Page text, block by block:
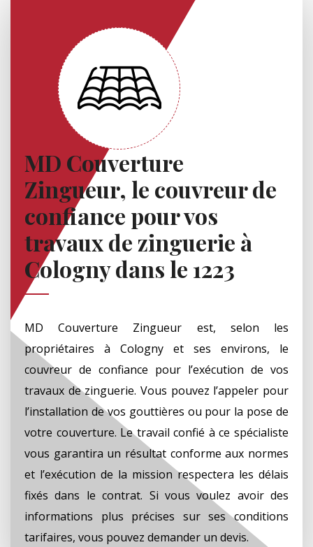
MD Couverture
Zingueur, le couvreur de
confiance pour vos
travaux de zinguerie à
Cologny dans le 1223
MD Couverture Zingueur est, selon les
propriétaires à Cologny et ses environs, le
couvreur de confiance pour l’exécution de vos
travaux de zinguerie. Vous pouvez l’appeler pour
l’installation de vos gouttières ou pour la pose de
votre couverture. Le travail confié à ce spécialiste
vous garantira un résultat conforme aux normes
et l’exécution de la mission respectera les délais
fixés dans le contrat. Si vous voulez avoir des
informations plus précises sur ses conditions
tarifaires, vous pouvez demander un devis.